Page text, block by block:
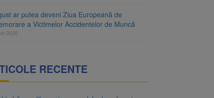
ar putea deveni Ziua Europeană de
a Victimelor Accidentelor de Muncă
2026
RECENTE